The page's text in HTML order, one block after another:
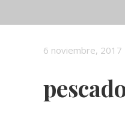
6 noviembre, 2017